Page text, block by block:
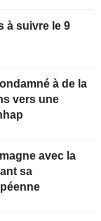
à suivre le 9
à de la
vers une
avec la
sa